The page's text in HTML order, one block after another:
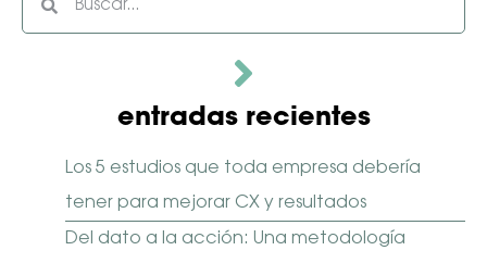
entradas recientes
Los 5 estudios que toda empresa debería
tener para mejorar CX y resultados
Del dato a la acción: Una metodología